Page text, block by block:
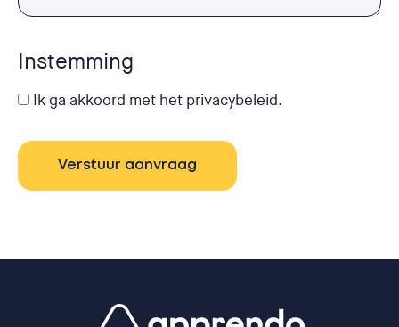
Instemming
Ik ga akkoord met het privacybeleid.
Verstuur aanvraag